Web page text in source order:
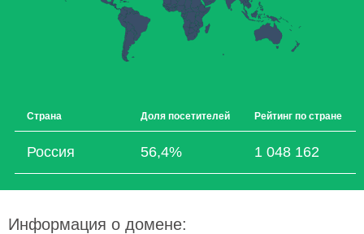
Страна Доля посетителей Рейтинг по стране
Россия 56,4% 1 048 162
Информация о домене: